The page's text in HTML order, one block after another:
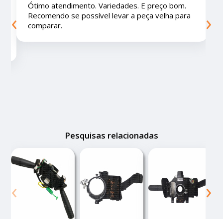
Ótimo lugar, vendedores super atenciosos e
educados e preços muito bons!
‹ ›
Pesquisas relacionadas
‹ ›